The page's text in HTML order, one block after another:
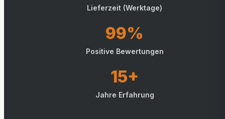
Lieferzeit (Werktage)
99%
Positive Bewertungen
15+
Jahre Erfahrung